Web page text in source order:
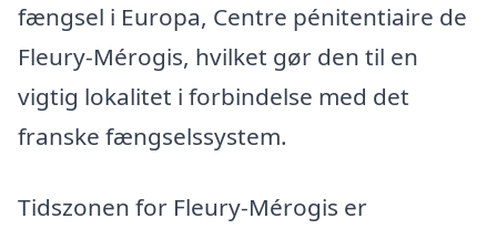
fængsel i Europa, Centre pénitentiaire de
Fleury-Mérogis, hvilket gør den til en
vigtig lokalitet i forbindelse med det
franske fængselssystem.
Tidszonen for Fleury-Mérogis er